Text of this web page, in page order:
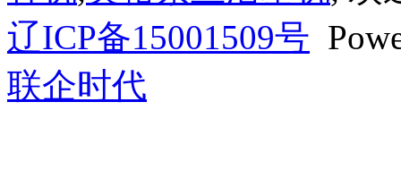
辽ICP备15001509号
联企时代